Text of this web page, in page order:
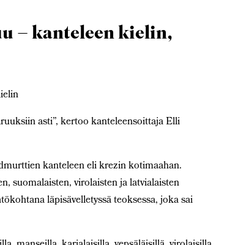
– kanteleen kielin,
asti”, kertoo kanteleensoittaja Elli
kanteleen eli krezin kotimaahan.
suomalaisten, virolaisten ja latvialaisten
läpisävelletyssä teoksessa, joka sai